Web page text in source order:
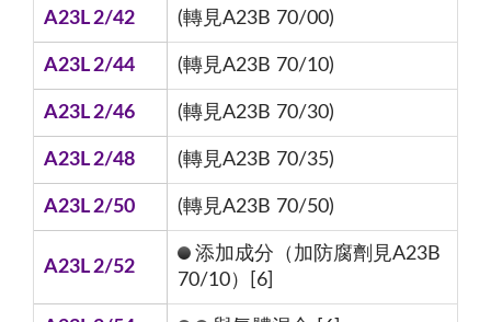
A23L 2/42 (轉見A23B 70/00)
A23L 2/44 (轉見A23B 70/10)
A23L 2/46 (轉見A23B 70/30)
A23L 2/48 (轉見A23B 70/35)
A23L 2/50 (轉見A23B 70/50)
A23L 2/52
添加成分（加防腐劑見A23B
70/10）[6]